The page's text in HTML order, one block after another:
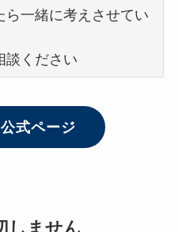
ら一緒に考えさせてい
談ください
式ページ
しません